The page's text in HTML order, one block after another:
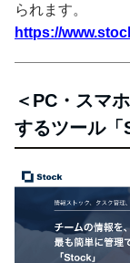
られます。
https://
＜PC・スマ
するツール